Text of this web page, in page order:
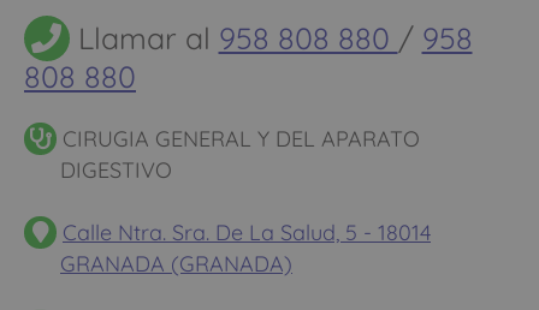
Llamar al 958 808 880 / 958
808 880
CIRUGIA GENERAL Y DEL APARATO
DIGESTIVO
Calle Ntra. Sra. De La Salud, 5 - 18014
GRANADA (GRANADA)